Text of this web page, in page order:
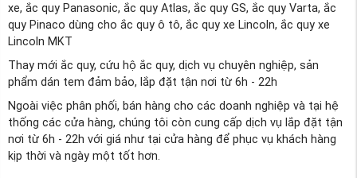
xe, ắc quy Panasonic, ắc quy Atlas, ắc quy GS, ắc quy Varta, ắc
quy Pinaco dùng cho ắc quy ô tô, ắc quy xe Lincoln, ắc quy xe
Lincoln MKT
Thay mới ắc quy, cứu hộ ắc quy, dịch vụ chuyên nghiệp, sản
phẩm dán tem đảm bảo, lắp đặt tận nơi từ 6h - 22h
Ngoài việc phân phối, bán hàng cho các doanh nghiệp và tại hệ
thống các cửa hàng, chúng tôi còn cung cấp dịch vụ lắp đặt tận
nơi từ 6h - 22h với giá như tại cửa hàng để phục vụ khách hàng
kịp thời và ngày một tốt hơn.